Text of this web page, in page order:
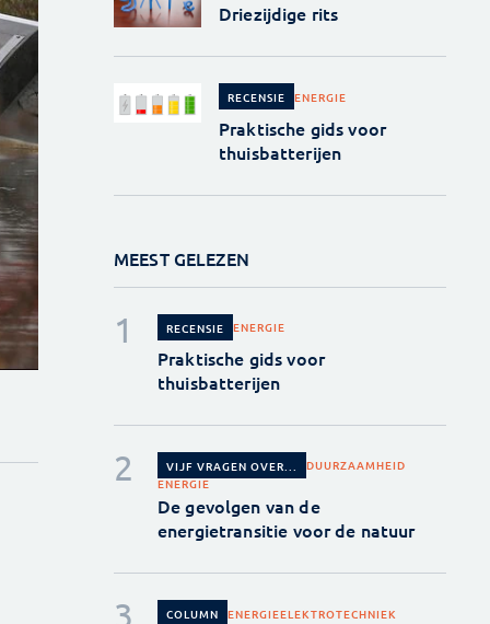
Driezijdige rits
RECENSIE ENERGIE
Praktische gids voor
thuisbatterijen
MEEST GELEZEN
RECENSIE ENERGIE
Praktische gids voor
thuisbatterijen
VIJF VRAGEN OVER...
DUURZAAMHEID
ENERGIE
De gevolgen van de
energietransitie voor de natuur
COLUMN ENERGIEELEKTROTECHNIEK